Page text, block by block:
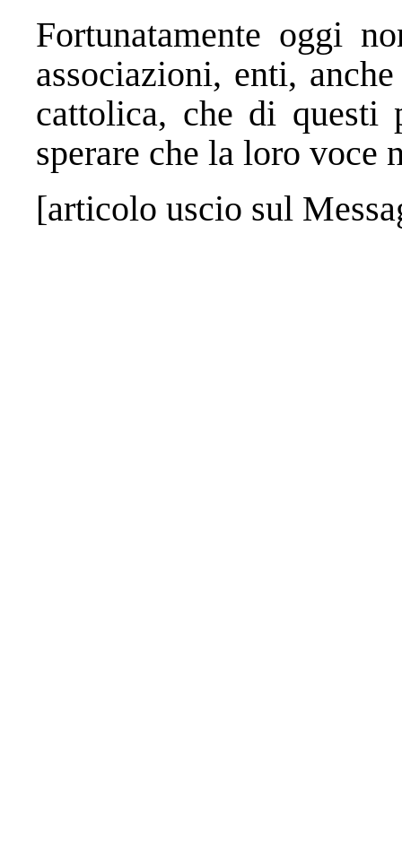
Fortunatamente oggi
associazioni, enti,
cattolica, che di questi
sperare che la loro voce
[articolo uscio sul